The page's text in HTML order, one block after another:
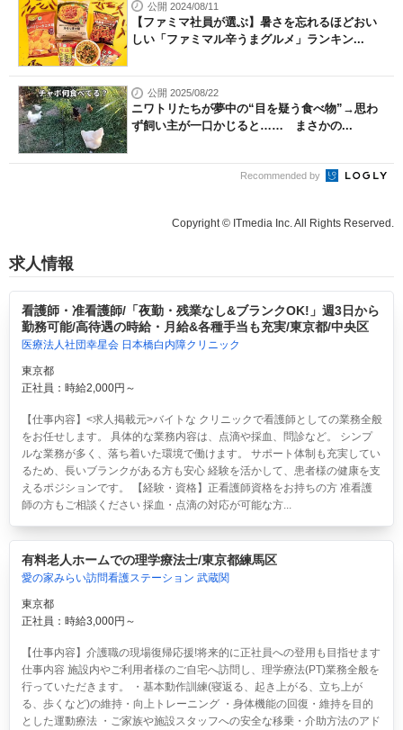
公開 2024/08/11
【ファミマ社員が選ぶ】暑さを忘れるほどおい
しい「ファミマル辛うまグルメ」ランキン...
公開 2025/08/22
ニワトリたちが夢中の“目を疑う食べ物”→思わ
ず飼い主が一口かじると…… まさかの...
Recommended by
Copyright © ITmedia Inc. All Rights Reserved.
求人情報
看護師・准看護師/「夜勤・残業なし&ブランクOK!」週3日から
勤務可能/高待遇の時給・月給&各種手当も充実/東京都/中央区
医療法人社団幸星会 日本橋白内障クリニック
東京都
正社員：時給2,000円～
【仕事内容】<求人掲載元>バイトな クリニックで看護師としての業務全般
をお任せします。 具体的な業務内容は、点滴や採血、問診など。 シンプ
ルな業務が多く、落ち着いた環境で働けます。 サポート体制も充実してい
るため、長いブランクがある方も安心 経験を活かして、患者様の健康を支
えるポジションです。 【経験・資格】正看護師資格をお持ちの方 准看護
師の方もご相談ください 採血・点滴の対応が可能な方...
有料老人ホームでの理学療法士/東京都練馬区
愛の家みらい訪問看護ステーション 武蔵関
東京都
正社員：時給3,000円～
【仕事内容】介護職の現場復帰応援!将来的に正社員への登用も目指せます
仕事内容 施設内やご利用者様のご自宅へ訪問し、理学療法(PT)業務全般を
行っていただきます。 ・基本動作訓練(寝返る、起き上がる、立ち上が
る、歩くなど)の維持・向上トレーニング ・身体機能の回復・維持を目的
とした運動療法 ・ご家族や施設スタッフへの安全な移乗・介助方法のアド